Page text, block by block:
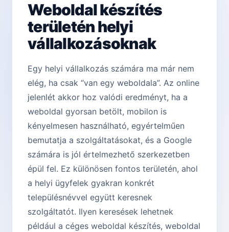
Weboldal készítés
területén helyi
vállalkozásoknak
Egy helyi vállalkozás számára ma már nem
elég, ha csak “van egy weboldala”. Az online
jelenlét akkor hoz valódi eredményt, ha a
weboldal gyorsan betölt, mobilon is
kényelmesen használható, egyértelműen
bemutatja a szolgáltatásokat, és a Google
számára is jól értelmezhető szerkezetben
épül fel. Ez különösen fontos területén, ahol
a helyi ügyfelek gyakran konkrét
településnévvel együtt keresnek
szolgáltatót. Ilyen keresések lehetnek
például a céges weboldal készítés, weboldal